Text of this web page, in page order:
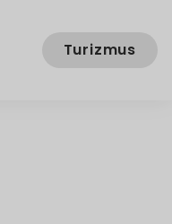
Turizmus